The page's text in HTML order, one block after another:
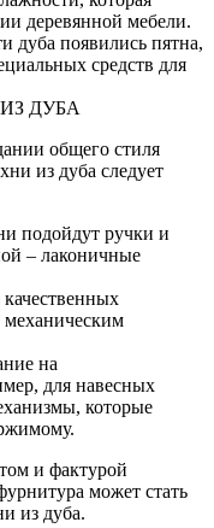
деревянной мебели.
дуба появились пятна,
средств для
ДУБА
общего стиля
из дуба следует
подойдут ручки и
– лаконичные
механическим
на
для навесных
которые
и фактурой
может стать
из дуба.